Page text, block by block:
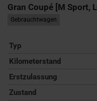
Gran Coupé [M Sport,
Gebrauchtwagen
Typ
Kilometerstand
Erstzulassung
Zustand